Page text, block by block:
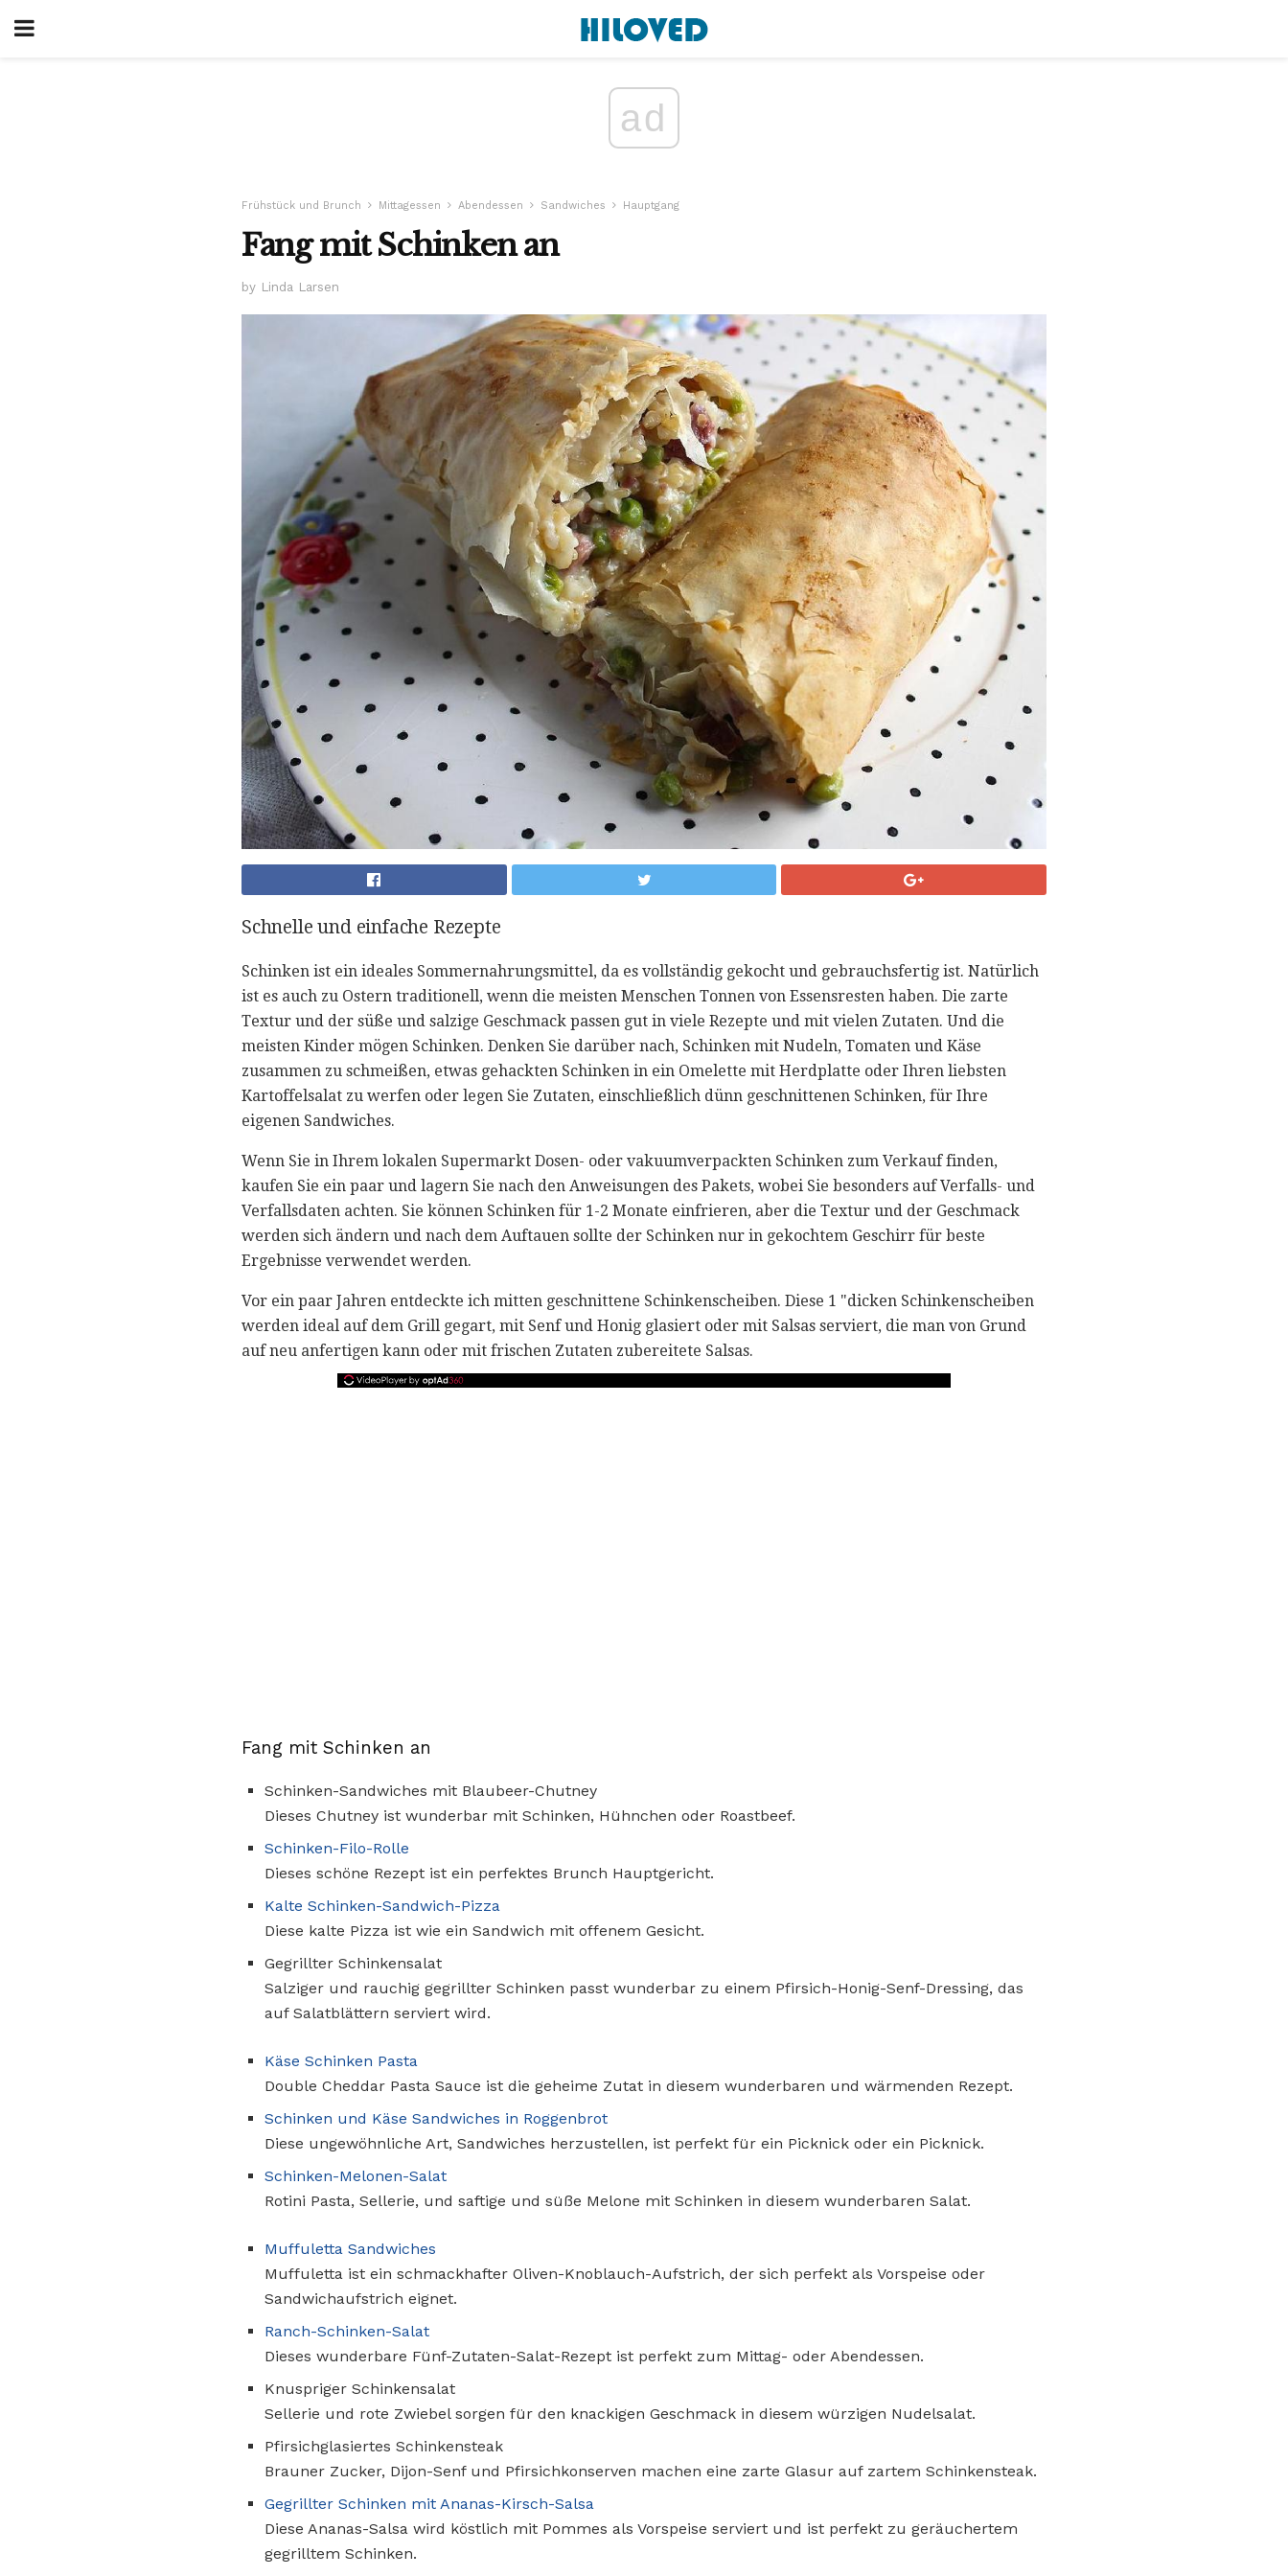
ad
Frühstück und Brunch Mittagessen Abendessen Sandwiches Hauptgang
Fang mit Schinken an
by Linda Larsen
Schnelle und einfache Rezepte
Schinken ist ein ideales Sommernahrungsmittel, da es vollständig gekocht und gebrauchsfertig ist. Natürlich
ist es auch zu Ostern traditionell, wenn die meisten Menschen Tonnen von Essensresten haben. Die zarte
Textur und der süße und salzige Geschmack passen gut in viele Rezepte und mit vielen Zutaten. Und die
meisten Kinder mögen Schinken. Denken Sie darüber nach, Schinken mit Nudeln, Tomaten und Käse
zusammen zu schmeißen, etwas gehackten Schinken in ein Omelette mit Herdplatte oder Ihren liebsten
Kartoffelsalat zu werfen oder legen Sie Zutaten, einschließlich dünn geschnittenen Schinken, für Ihre
eigenen Sandwiches.
Wenn Sie in Ihrem lokalen Supermarkt Dosen- oder vakuumverpackten Schinken zum Verkauf finden,
kaufen Sie ein paar und lagern Sie nach den Anweisungen des Pakets, wobei Sie besonders auf Verfalls- und
Verfallsdaten achten. Sie können Schinken für 1-2 Monate einfrieren, aber die Textur und der Geschmack
werden sich ändern und nach dem Auftauen sollte der Schinken nur in gekochtem Geschirr für beste
Ergebnisse verwendet werden.
Vor ein paar Jahren entdeckte ich mitten geschnittene Schinkenscheiben. Diese 1 "dicken Schinkenscheiben
werden ideal auf dem Grill gegart, mit Senf und Honig glasiert oder mit Salsas serviert, die man von Grund
auf neu anfertigen kann oder mit frischen Zutaten zubereitete Salsas.
Fang mit Schinken an
Schinken-Sandwiches mit Blaubeer-Chutney
Dieses Chutney ist wunderbar mit Schinken, Hühnchen oder Roastbeef.
Schinken-Filo-Rolle
Dieses schöne Rezept ist ein perfektes Brunch Hauptgericht.
Kalte Schinken-Sandwich-Pizza
Diese kalte Pizza ist wie ein Sandwich mit offenem Gesicht.
Gegrillter Schinkensalat
Salziger und rauchig gegrillter Schinken passt wunderbar zu einem Pfirsich-Honig-Senf-Dressing, das
auf Salatblättern serviert wird.
Käse Schinken Pasta
Double Cheddar Pasta Sauce ist die geheime Zutat in diesem wunderbaren und wärmenden Rezept.
Schinken und Käse Sandwiches in Roggenbrot
Diese ungewöhnliche Art, Sandwiches herzustellen, ist perfekt für ein Picknick oder ein Picknick.
Schinken-Melonen-Salat
Rotini Pasta, Sellerie, und saftige und süße Melone mit Schinken in diesem wunderbaren Salat.
Muffuletta Sandwiches
Muffuletta ist ein schmackhafter Oliven-Knoblauch-Aufstrich, der sich perfekt als Vorspeise oder
Sandwichaufstrich eignet.
Ranch-Schinken-Salat
Dieses wunderbare Fünf-Zutaten-Salat-Rezept ist perfekt zum Mittag- oder Abendessen.
Knuspriger Schinkensalat
Sellerie und rote Zwiebel sorgen für den knackigen Geschmack in diesem würzigen Nudelsalat.
Pfirsichglasiertes Schinkensteak
Brauner Zucker, Dijon-Senf und Pfirsichkonserven machen eine zarte Glasur auf zartem Schinkensteak.
Gegrillter Schinken mit Ananas-Kirsch-Salsa
Diese Ananas-Salsa wird köstlich mit Pommes als Vorspeise serviert und ist perfekt zu geräuchertem
gegrilltem Schinken.